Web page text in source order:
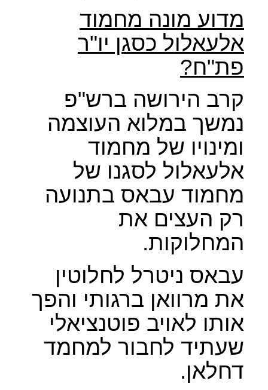
מדוע מונה מחמוד
אלעאלול כסגן יו"ר
פת"ח?
קרב הירושה ברש"פ
נמשך במלוא העוצמה
ומינויו של מחמוד
אלעאלול לסגנו של
מחמוד עבאס בתנועה
רק העצים את
המחלוקות.
עבאס ניטרל לחלוטין
את מרוואן ברגותי והפך
אותו לאויב פוטנציאלי
שעתיד לחבור למחמד
דחלאן.